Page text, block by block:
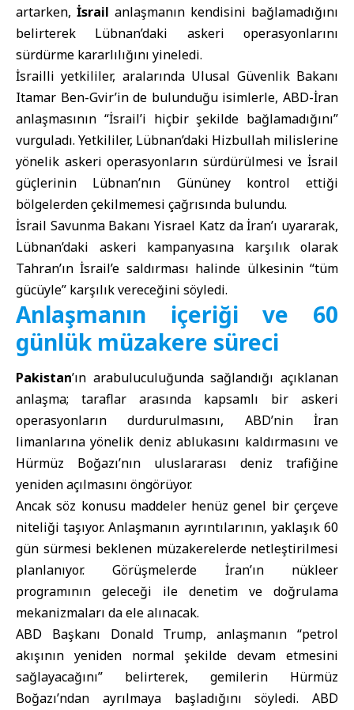
artarken, İsrail anlaşmanın kendisini bağlamadığını
belirterek Lübnan’daki askeri operasyonlarını
sürdürme kararlılığını yineledi.
İsrailli yetkililer, aralarında Ulusal Güvenlik Bakanı
Itamar Ben-Gvir’in de bulunduğu isimlerle, ABD-İran
anlaşmasının “İsrail’i hiçbir şekilde bağlamadığını”
vurguladı. Yetkililer, Lübnan’daki Hizbullah milislerine
yönelik askeri operasyonların sürdürülmesi ve İsrail
güçlerinin Lübnan’nın Gününey kontrol ettiği
bölgelerden çekilmemesi çağrısında bulundu.
İsrail Savunma Bakanı Yisrael Katz da İran’ı uyararak,
Lübnan’daki askeri kampanyasına karşılık olarak
Tahran’ın İsrail’e saldırması halinde ülkesinin “tüm
gücüyle” karşılık vereceğini söyledi.
Anlaşmanın içeriği ve 60
günlük müzakere süreci
Pakistan’ın arabuluculuğunda sağlandığı açıklanan
anlaşma; taraflar arasında kapsamlı bir askeri
operasyonların durdurulmasını, ABD’nin İran
limanlarına yönelik deniz ablukasını kaldırmasını ve
Hürmüz Boğazı’nın uluslararası deniz trafiğine
yeniden açılmasını öngörüyor.
Ancak söz konusu maddeler henüz genel bir çerçeve
niteliği taşıyor. Anlaşmanın ayrıntılarının, yaklaşık 60
gün sürmesi beklenen müzakerelerde netleştirilmesi
planlanıyor. Görüşmelerde İran’ın nükleer
programının geleceği ile denetim ve doğrulama
mekanizmaları da ele alınacak.
ABD Başkanı Donald Trump, anlaşmanın “petrol
akışının yeniden normal şekilde devam etmesini
sağlayacağını” belirterek, gemilerin Hürmüz
Boğazı’ndan ayrılmaya başladığını söyledi. ABD